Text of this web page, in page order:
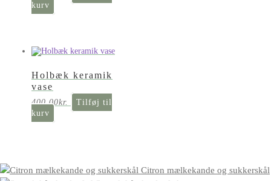
kurv
Holbæk keramik
vase
400,00kr.
Tilføj til
kurv
Citron mælkekande og sukkerskål